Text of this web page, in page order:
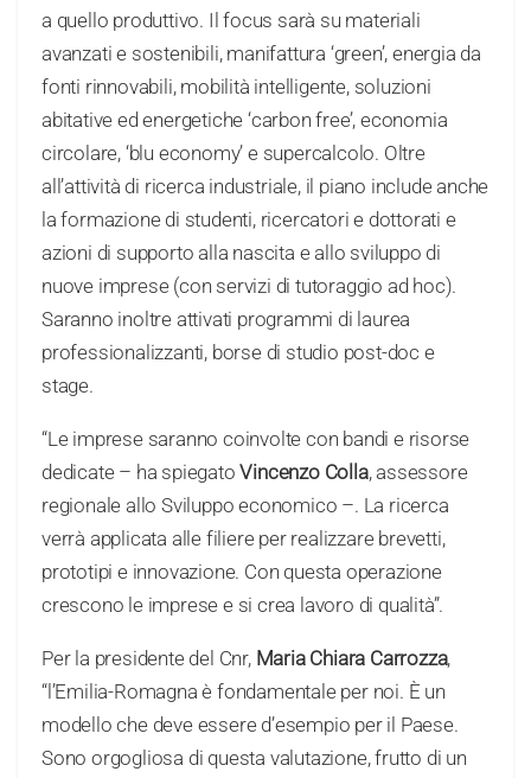
a quello produttivo. Il focus sarà su materiali
avanzati e sostenibili, manifattura ‘green’, energia da
fonti rinnovabili, mobilità intelligente, soluzioni
abitative ed energetiche ‘carbon free’, economia
circolare, ‘blu economy’ e supercalcolo. Oltre
all’attività di ricerca industriale, il piano include anche
la formazione di studenti, ricercatori e dottorati e
azioni di supporto alla nascita e allo sviluppo di
nuove imprese (con servizi di tutoraggio ad hoc).
Saranno inoltre attivati programmi di laurea
professionalizzanti, borse di studio post-doc e
stage.
“Le imprese saranno coinvolte con bandi e risorse
dedicate – ha spiegatoVincenzo Colla, assessore
regionale allo Sviluppo economico –. La ricerca
verrà applicata alle filiere per realizzare brevetti,
prototipi e innovazione. Con questa operazione
crescono le imprese e si crea lavoro di qualità”.
Per la presidente del Cnr, Maria Chiara Carrozza,
“l’Emilia-Romagna è fondamentale per noi. È un
modello che deve essere d’esempio per il Paese.
Sono orgogliosa di questa valutazione, frutto di un